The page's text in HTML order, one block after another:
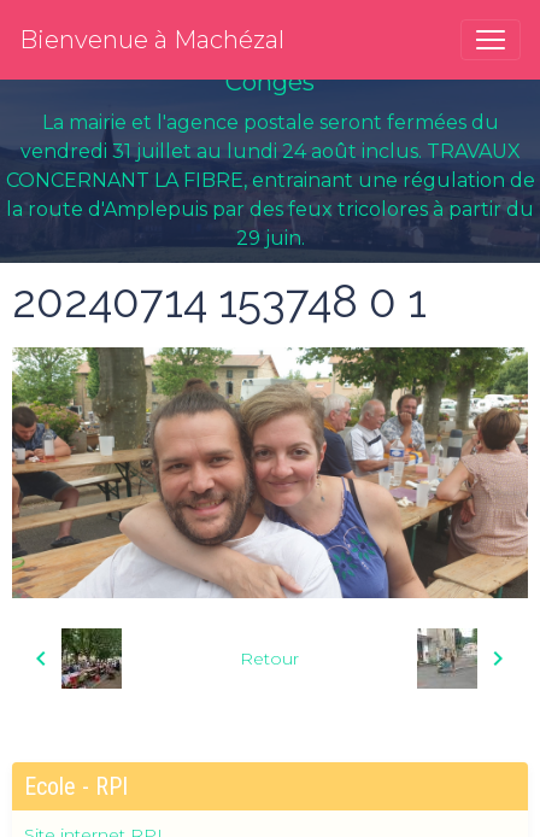
Bienvenue à Machézal
Congés
La mairie et l'agence postale seront fermées du
vendredi 31 juillet au lundi 24 août inclus. TRAVAUX
CONCERNANT LA FIBRE, entrainant une régulation de
la route d'Amplepuis par des feux tricolores à partir du
29 juin.
20240714 153748 0 1
Retour
Ecole - RPI